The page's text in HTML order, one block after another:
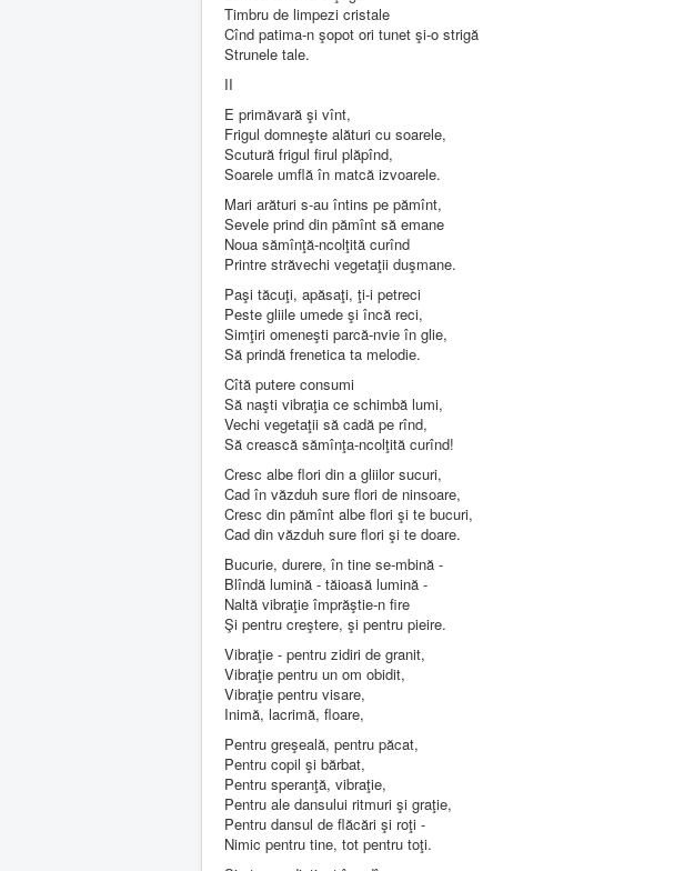
Timbru de limpezi cristale
Cînd patima-n şopot ori tunet şi-o strigă
Strunele tale.
II
E primăvară şi vînt,
Frigul domneşte alături cu soarele,
Scutură frigul firul plăpînd,
Soarele umflă în matcă izvoarele.
Mari arături s-au întins pe pămînt,
Sevele prind din pămînt să emane
Noua sămînţă-ncolţită curînd
Printre străvechi vegetaţii duşmane.
Paşi tăcuţi, apăsaţi, ţi-i petreci
Peste gliile umede şi încă reci,
Simţiri omeneşti parcă-nvie în glie,
Să prindă frenetica ta melodie.
Cîtă putere consumi
Să naşti vibraţia ce schimbă lumi,
Vechi vegetaţii să cadă pe rînd,
Să crească sămînţa-ncolţită curînd!
Cresc albe flori din a gliilor sucuri,
Cad în văzduh sure flori de ninsoare,
Cresc din pămînt albe flori şi te bucuri,
Cad din văzduh sure flori şi te doare.
Bucurie, durere, în tine se-mbină -
Blîndă lumină - tăioasă lumină -
Naltă vibraţie împrăştie-n fire
Şi pentru creştere, şi pentru pieire.
Vibraţie - pentru zidiri de granit,
Vibraţie pentru un om obidit,
Vibraţie pentru visare,
Inimă, lacrimă, floare,
Pentru greşeală, pentru păcat,
Pentru copil şi bărbat,
Pentru speranţă, vibraţie,
Pentru ale dansului ritmuri şi graţie,
Pentru dansul de flăcări şi roţi -
Nimic pentru tine, tot pentru toţi.